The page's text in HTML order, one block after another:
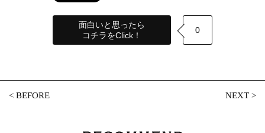
面白いと思ったら
コチラをClick！
0
<BEFORE NEXT>